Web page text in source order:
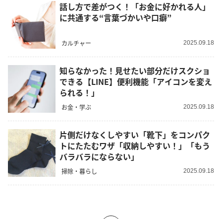
話し方で差がつく！「お金に好かれる人」
に共通する“言葉づかいや口癖”
カルチャー 2025.09.18
知らなかった！見せたい部分だけスクショ
できる【LINE】便利機能「アイコンを変え
られる！」
お金・学ぶ 2025.09.18
片側だけなくしやすい「靴下」をコンパク
トにたたむワザ「収納しやすい！」「もう
バラバラにならない」
掃除・暮らし 2025.09.18